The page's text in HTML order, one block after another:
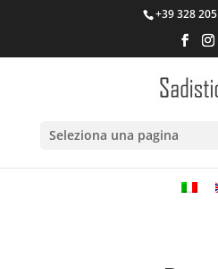
+39 328
Seleziona una pagina